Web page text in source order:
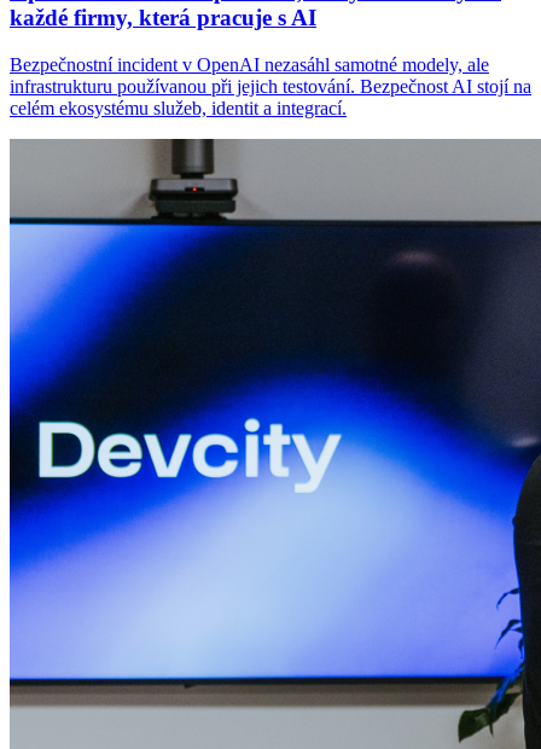
každé firmy, která pracuje s AI
Bezpečnostní incident v OpenAI nezasáhl samotné modely, ale
infrastrukturu používanou při jejich testování. Bezpečnost AI stojí na
celém ekosystému služeb, identit a integrací.